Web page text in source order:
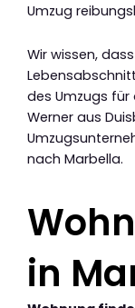
Umzug
Wir wissen,
des Umzugs
Werner aus
nach Marbella.
in